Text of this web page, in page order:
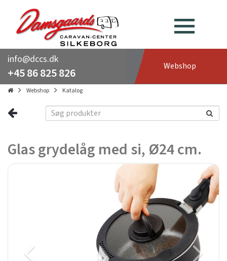
info@dccs.dk
+45 86 825 826 Webshop
Webshop Katalog
Glas grydelåg med si, Ø24 cm.